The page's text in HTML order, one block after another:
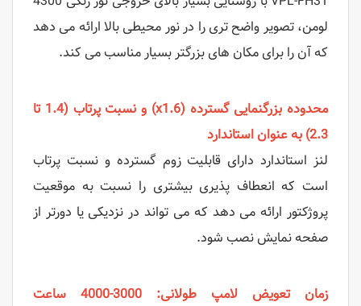
لومن، تصویر واضح تری را در نور محیطی بالا ارائه می دهد
که آن را برای مکان های بزرگتر بسیار مناسب می کند.
محدوده بزرگنمایی گسترده (x1.6) و نسبت پرتاب (1.4 تا
2.3) به عنوان استاندارد
لنز استاندارد دارای قابلیت زوم گسترده و نسبت پرتاب
است که انعطاف پذیری بیشتری را نسبت به موقعیت
پروژکتور ارائه می دهد که می تواند در نزدیکی یا دورتر از
صفحه نمایش نصب شود.
زمان تعویض لامپ طولانی: 3000-4000 ساعت